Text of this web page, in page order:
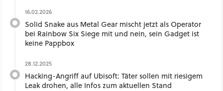
16.02.2026
Solid Snake aus Metal Gear mischt jetzt als Operator
bei Rainbow Six Siege mit und nein, sein Gadget ist
keine Pappbox
28.12.2025
Hacking-Angriff auf Ubisoft: Täter sollen mit riesigem
Leak drohen, alle Infos zum aktuellen Stand